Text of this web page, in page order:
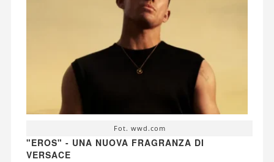
Fot. wwd.com
"EROS" - UNA NUOVA FRAGRANZA DI
VERSACE